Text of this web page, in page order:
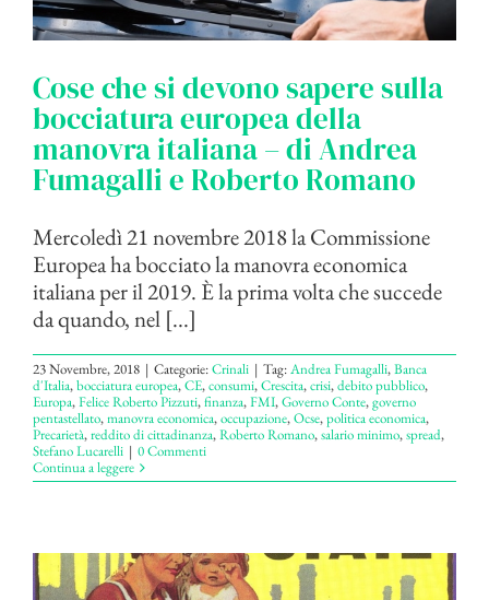
Cose che si devono sapere sulla
bocciatura europea della
manovra italiana – di Andrea
Fumagalli e Roberto Romano
Mercoledì 21 novembre 2018 la Commissione
Europea ha bocciato la manovra economica
italiana per il 2019. È la prima volta che succede
da quando, nel [...]
23 Novembre, 2018 | Categorie:Crinali | Tag:Andrea Fumagalli,Banca
d'Italia,bocciatura europea,CE,consumi,Crescita,crisi,debito pubblico,
Europa,Felice Roberto Pizzuti,finanza,FMI,Governo Conte,governo
pentastellato,manovra economica,occupazione,Ocse,politica economica,
Precarietà,reddito di cittadinanza,Roberto Romano,salario minimo,spread,
Stefano Lucarelli | 0 Commenti
Continua a leggere